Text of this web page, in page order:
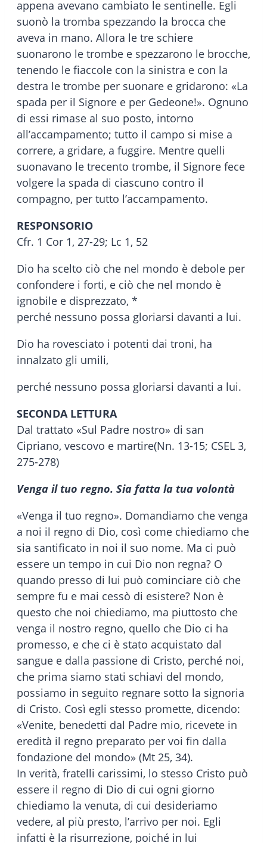
appena avevano cambiato le sentinelle. Egli
suonò la tromba spezzando la brocca che
aveva in mano. Allora le tre schiere
suonarono le trombe e spezzarono le brocche,
tenendo le fiaccole con la sinistra e con la
destra le trombe per suonare e gridarono: «La
spada per il Signore e per Gedeone!». Ognuno
di essi rimase al suo posto, intorno
all’accampamento; tutto il campo si mise a
correre, a gridare, a fuggire. Mentre quelli
suonavano le trecento trombe, il Signore fece
volgere la spada di ciascuno contro il
compagno, per tutto l’accampamento.
RESPONSORIO
Cfr. 1 Cor 1, 27-29; Lc 1, 52
Dio ha scelto ciò che nel mondo è debole per
confondere i forti, e ciò che nel mondo è
ignobile e disprezzato, *
perché nessuno possa gloriarsi davanti a lui.
Dio ha rovesciato i potenti dai troni, ha
innalzato gli umili,
perché nessuno possa gloriarsi davanti a lui.
SECONDA LETTURA
Dal trattato «Sul Padre nostro» di san
Cipriano, vescovo e martire(Nn. 13-15; CSEL 3,
275-278)
Venga il tuo regno. Sia fatta la tua volontà
«Venga il tuo regno». Domandiamo che venga
a noi il regno di Dio, così come chiediamo che
sia santificato in noi il suo nome. Ma ci può
essere un tempo in cui Dio non regna? O
quando presso di lui può cominciare ciò che
sempre fu e mai cessò di esistere? Non è
questo che noi chiediamo, ma piuttosto che
venga il nostro regno, quello che Dio ci ha
promesso, e che ci è stato acquistato dal
sangue e dalla passione di Cristo, perché noi,
che prima siamo stati schiavi del mondo,
possiamo in seguito regnare sotto la signoria
di Cristo. Così egli stesso promette, dicendo:
«Venite, benedetti dal Padre mio, ricevete in
eredità il regno preparato per voi fin dalla
fondazione del mondo» (Mt 25, 34).
In verità, fratelli carissimi, lo stesso Cristo può
essere il regno di Dio di cui ogni giorno
chiediamo la venuta, di cui desideriamo
vedere, al più presto, l’arrivo per noi. Egli
infatti è la risurrezione, poiché in lui